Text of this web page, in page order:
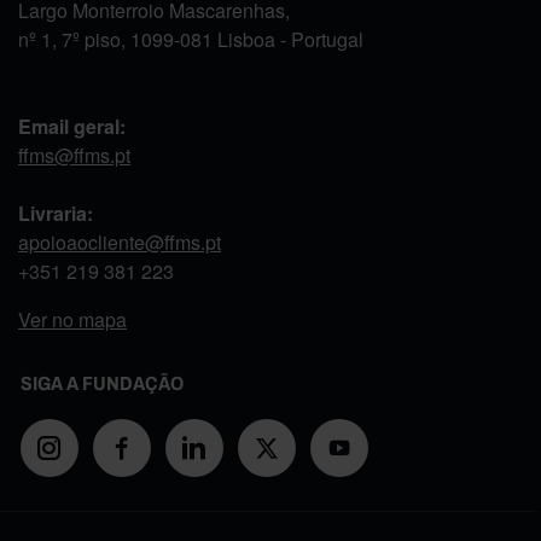
Largo Monterroio Mascarenhas,
nº 1, 7º piso, 1099-081 Lisboa - Portugal
Email geral:
ffms@ffms.pt
Livraria:
apoioaocliente@ffms.pt
+351 219 381 223
Ver no mapa
SIGA A FUNDAÇÃO